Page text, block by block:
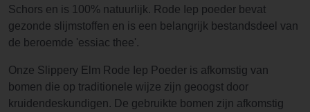
Schors en is 100% natuurlijk. Rode Iep poeder bevat
gezonde slijmstoffen en is een belangrijk bestandsdeel van
de beroemde 'essiac thee'.
Onze Slippery Elm Rode Iep Poeder is afkomstig van
bomen die op traditionele wijze zijn geoogst door
kruidendeskundigen. De gebruikte bomen zijn afkomstig